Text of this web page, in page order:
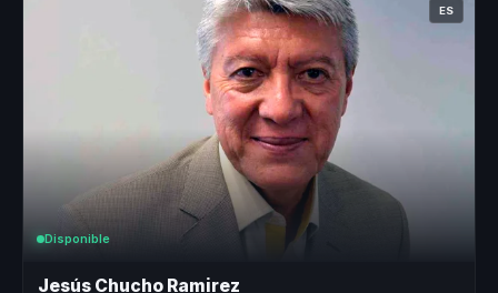
ES
Disponible
Jesús Chucho Ramirez